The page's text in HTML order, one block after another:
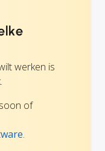
werken is
of
.